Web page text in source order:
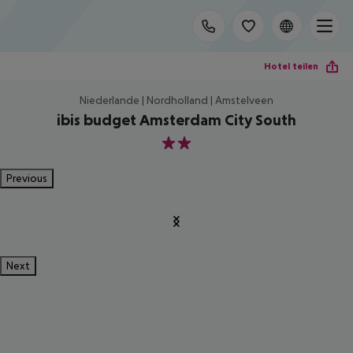
Hotel teilen
Niederlande | Nordholland | Amstelveen
ibis budget Amsterdam City South
2
Previous
Next